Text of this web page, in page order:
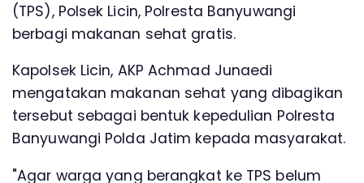
(TPS), Polsek Licin, Polresta Banyuwangi
berbagi makanan sehat gratis.
Kapolsek Licin, AKP Achmad Junaedi
mengatakan makanan sehat yang dibagikan
tersebut sebagai bentuk kepedulian Polresta
Banyuwangi Polda Jatim kepada masyarakat.
"Agar warga yang berangkat ke TPS belum